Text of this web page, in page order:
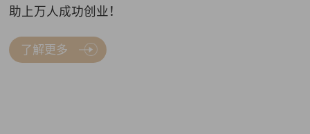
助上万人成功创业！
了解更多